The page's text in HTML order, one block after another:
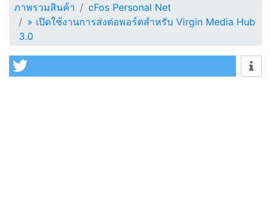
ภาพรวมสินค้า
cFos Personal Net
» เปิดใช้งานการส่งต่อพอร์ตสำหรับ Virgin Media Hub
3.0